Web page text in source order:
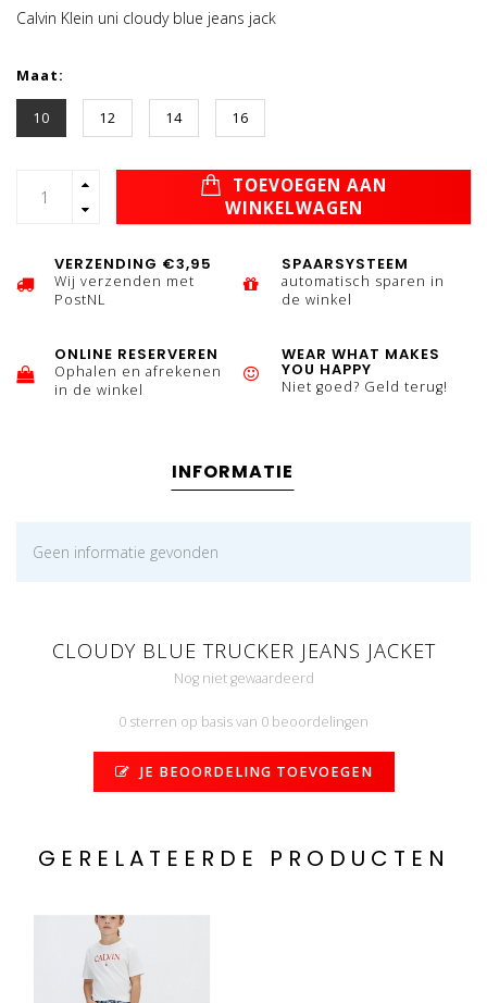
Calvin Klein uni cloudy blue jeans jack
Maat:
10 12 14 16
TOEVOEGEN AAN
WINKELWAGEN
VERZENDING €3,95
Wij verzenden met
PostNL
SPAARSYSTEEM
automatisch sparen in
de winkel
ONLINE RESERVEREN
Ophalen en afrekenen
in de winkel
WEAR WHAT MAKES
YOU HAPPY
Niet goed? Geld terug!
INFORMATIE
Geen informatie gevonden
CLOUDY BLUE TRUCKER JEANS JACKET
Nog niet gewaardeerd
0 sterren op basis van 0 beoordelingen
JE BEOORDELING TOEVOEGEN
GERELATEERDE PRODUCTEN